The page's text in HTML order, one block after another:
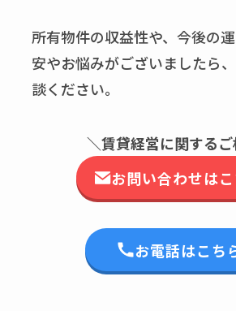
所有物件の収益性や、今後の
安やお悩みがございましたら
談ください。
＼賃貸経営に関する
お問い合わせは
お電話はこち